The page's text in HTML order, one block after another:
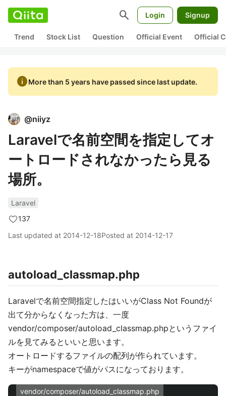
search Login Signup
Trend Stock List Question Official Event Official
infoMore than 5 years have passed since last update.
@niiyz
Laravelで名前空間を指定してオ
ートロードされなかったら見る
場所。
Laravel
137
Last updated at 2014-12-18Posted at 2014-12-17
autoload_classmap.php
Laravelで名前空間指定したはいいがClass Not Foundが
出て分からなくなった方は、一度
vendor/composer/autoload_classmap.phpというファイ
ルを見てみるといいと思います。
オートロードするファイルの配列が作られています。
キーがnamespaceで値がパスになっております。
vendor/composer/autoload_classmap.php